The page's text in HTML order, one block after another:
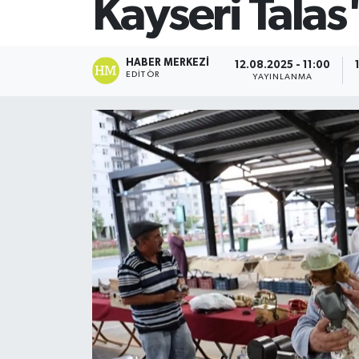
Kayseri
HABER MERKEZI
EDITÖR
12.08.2025 - 11:00
YAYINLANMA
SİYASET
Teknoloji
TRABZON
TRABZONSPOR